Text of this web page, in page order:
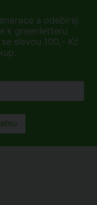
a odebírej
k greenletteru
slevou 100,- Kč